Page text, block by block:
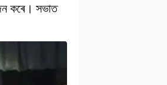
কৰে। সভাত